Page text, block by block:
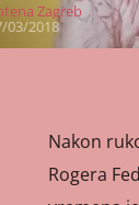
Zagreb
03/2018
Nakon
Rogera